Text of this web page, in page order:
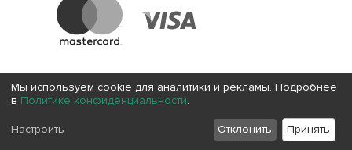
Мы используем cookie для аналитики и рекламы. Подробнее
в Политике конфиденциальности.
Настроить Отклонить Принять